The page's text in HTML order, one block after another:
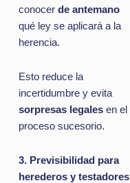
conocer de antemano
qué ley se aplicará a la
herencia.
Esto reduce la
incertidumbre y evita
sorpresas legalesen el
proceso sucesorio.
3. Previsibilidad para
herederos y testadores